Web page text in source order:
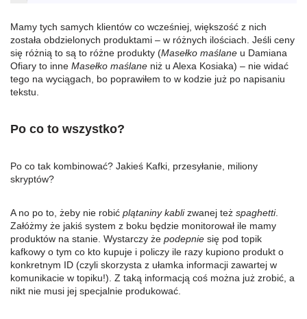
Mamy tych samych klientów co wcześniej, większość z nich
została obdzielonych produktami – w różnych ilościach. Jeśli ceny
się różnią to są to różne produkty (Masełko maślane u Damiana
Ofiary to inne Masełko maślane niż u Alexa Kosiaka) – nie widać
tego na wyciągach, bo poprawiłem to w kodzie już po napisaniu
tekstu.
Po co to wszystko?
Po co tak kombinować? Jakieś Kafki, przesyłanie, miliony
skryptów?
A no po to, żeby nie robić plątaniny kablizwanej też spaghetti.
Załóżmy że jakiś system z boku będzie monitorował ile mamy
produktów na stanie. Wystarczy że podepnie się pod topik
kafkowy o tym co kto kupuje i policzy ile razy kupiono produkt o
konkretnym ID (czyli skorzysta z ułamka informacji zawartej w
komunikacie w topiku!). Z taką informacją coś można już zrobić, a
nikt nie musi jej specjalnie produkować.